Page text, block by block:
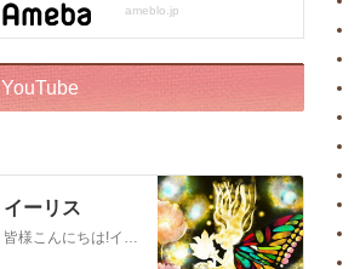
YouTube
イーリス
皆様こんにちは!イーリスです! ドリーバーチュー博士公認 エンジェル・イントゥイティブ（AI）™です。 心理カウンセラー、カードセラピスト、アドバイザー、執筆をしております。 このチャンネルはボランティアでお届けしております。私自身がオラクルカードに救われた一人なので、 誰かのお役に立ちたいという気持ちからスタートいたしました! ※2018年12月22日から…